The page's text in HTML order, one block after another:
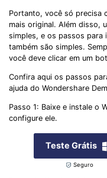
Portanto, você só precisa
mais original. Além disso,
simples, e os passos para
também são simples.
você deve clicar em um
Confira aqui os passos
ajuda do Wondershare
Passo 1: Baixe e instale o
configure ele.
Teste Grátis
Seguro